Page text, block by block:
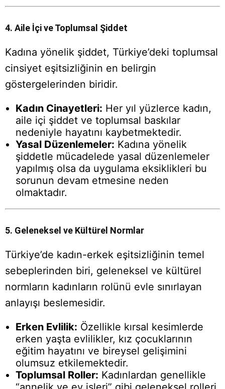
4. Aile İçi ve Toplumsal Şiddet
Kadına yönelik şiddet, Türkiye’deki toplumsal
cinsiyet eşitsizliğinin en belirgin
göstergelerinden biridir.
Kadın Cinayetleri: Her yıl yüzlerce kadın,
aile içi şiddet ve toplumsal baskılar
nedeniyle hayatını kaybetmektedir.
Yasal Düzenlemeler: Kadına yönelik
şiddetle mücadelede yasal düzenlemeler
yapılmış olsa da uygulama eksiklikleri bu
sorunun devam etmesine neden
olmaktadır.
5. Geleneksel ve Kültürel Normlar
Türkiye’de kadın-erkek eşitsizliğinin temel
sebeplerinden biri, geleneksel ve kültürel
normların kadınların rolünü evle sınırlayan
anlayışı beslemesidir.
Erken Evlilik: Özellikle kırsal kesimlerde
erken yaşta evlilikler, kız çocuklarının
eğitim hayatını ve bireysel gelişimini
olumsuz etkilemektedir.
Toplumsal Roller: Kadınlardan genellikle